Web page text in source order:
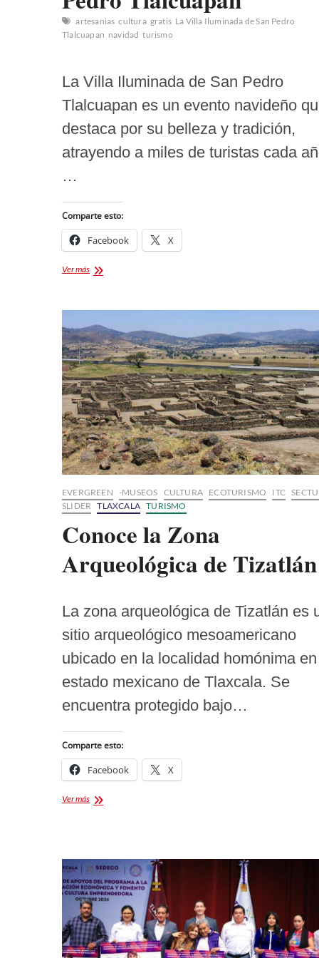
artesanias cultura gratis La Villa Iluminada de San Pedro
Tlalcuapan navidad turismo
La Villa Iluminada de San Pedro
Tlalcuapan es un evento navideño
destaca por su belleza y tradición,
atrayendo a miles de turistas cada
…
Comparte esto:
Facebook X
Ver másVilla
Tlalcuapan
EVERGREEN -MUSEOS CULTURA ECOTURISMO ITC
SLIDER
TLAXCALA TURISMO
Conoce la Zona
Arqueológica de Tizatlán
La zona arqueológica de Tizatlán es
sitio arqueológico mesoamericano
ubicado en la localidad homónima
estado mexicano de Tlaxcala. Se
encuentra protegido bajo…
Comparte esto:
Facebook X
Ver másConoce
Tizatlán